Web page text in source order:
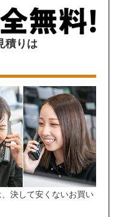
積りは
決して安くないお買い